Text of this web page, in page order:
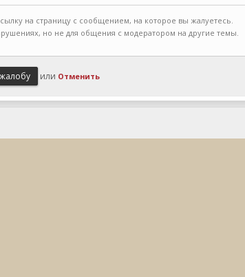
на страницу с сообщением, на которое вы жалуетесь.
но не для общения с модератором на другие темы.
или Отменить